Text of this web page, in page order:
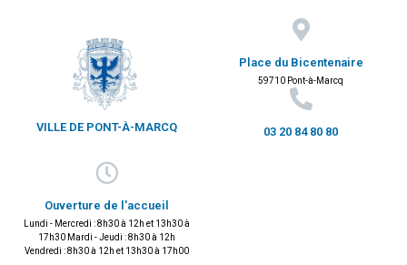
VILLE DE PONT-À-MARCQ
Place du Bicentenaire
59710 Pont-à-Marcq
03 20 84 80 80
Ouverture de l'accueil
Lundi - Mercredi : 8h30 à 12h et 13h30 à
17h30 Mardi - Jeudi : 8h30 à 12h
Vendredi : 8h30 à 12h et 13h30 à 17h00